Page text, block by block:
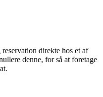
direkte hos et af
denne, for så at foretage